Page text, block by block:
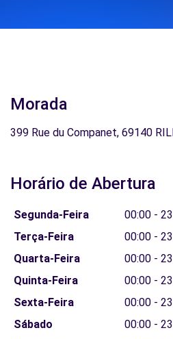
Morada
399 Rue du Companet, 69140
Horário de Abertura
Segunda-Feira
00:00 -
Terça-Feira
00:00 -
Quarta-Feira
00:00 -
Quinta-Feira
00:00 -
Sexta-Feira
00:00 -
Sábado
00:00 -